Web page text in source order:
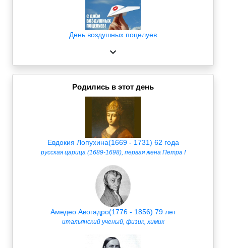
День воздушных поцелуев
Родились в этот день
Евдокия Лопухина(1669 - 1731) 62 года
русская царица (1689-1698), первая жена Петра I
Амедео Авогадро(1776 - 1856) 79 лет
итальянский ученый, физик, химик